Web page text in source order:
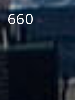
660